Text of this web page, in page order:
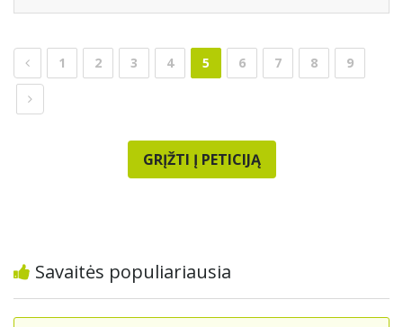
1 2 3 4 5 6 7 8 9
GRĮŽTI Į PETICIJĄ
Savaitės populiariausia